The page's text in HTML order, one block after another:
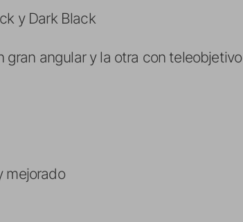
y Dark Black
gran angular y la otra con teleobjetivo
mejorado